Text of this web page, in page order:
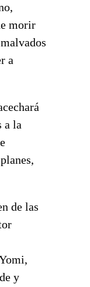
morir
a
a la
de las
y